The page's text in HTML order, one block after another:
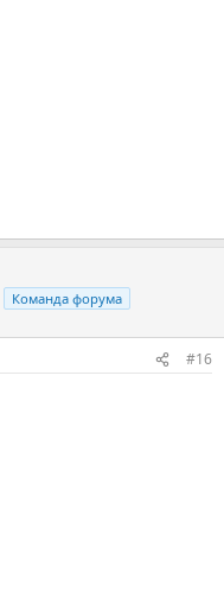
Команда форума
#16